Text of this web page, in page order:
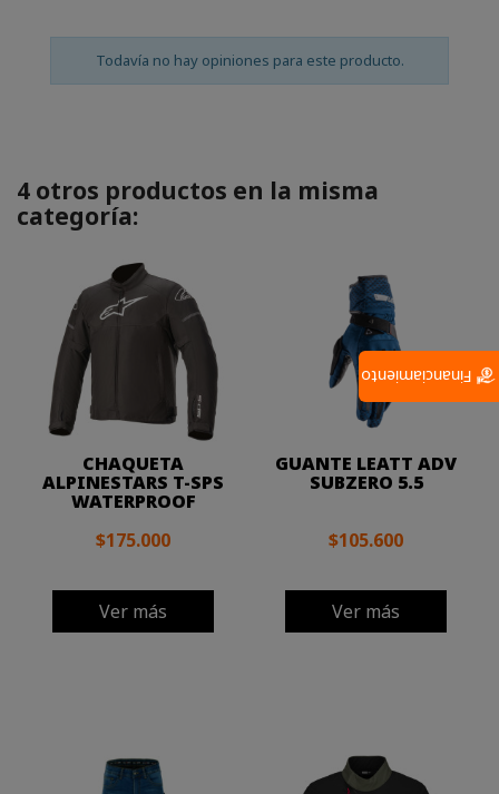
Todavía no hay opiniones para este producto.
4 otros productos en la misma
categoría:
CHAQUETA
ALPINESTARS T-SPS
WATERPROOF
$175.000
Ver más
GUANTE LEATT ADV
SUBZERO 5.5
$105.600
Ver más
Financiamiento